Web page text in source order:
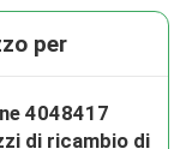
per
4048417
di ricambio di